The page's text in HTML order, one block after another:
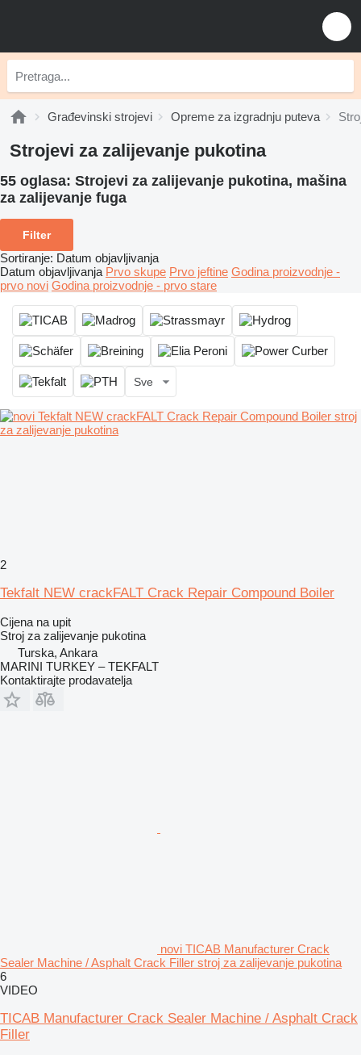
Građevinski strojevi Opreme za izgradnju puteva
Strojevi za zalijevanje pukotina
55 oglasa: Strojevi za zalijevanje pukotina, mašina
za zalijevanje fuga
Filter
Sortiranje: Datum objavljivanja
Datum objavljivanja Prvo skupe Prvo jeftine Godina proizvodnje -
prvo novi Godina proizvodnje - prvo stare
Sve
2
Tekfalt NEW crackFALT Crack Repair Compound Boiler
Cijena na upit
Stroj za zalijevanje pukotina
Turska, Ankara
MARINI TURKEY – TEKFALT
Kontaktirajte prodavatelja
novi TICAB Manufacturer Crack
Sealer Machine / Asphalt Crack Filler stroj za zalijevanje pukotina
6
VIDEO
TICAB Manufacturer Crack Sealer Machine / Asphalt Crack
Filler